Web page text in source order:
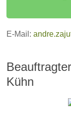
E-Mail:
Kühn